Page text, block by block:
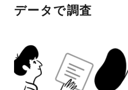
データで調査